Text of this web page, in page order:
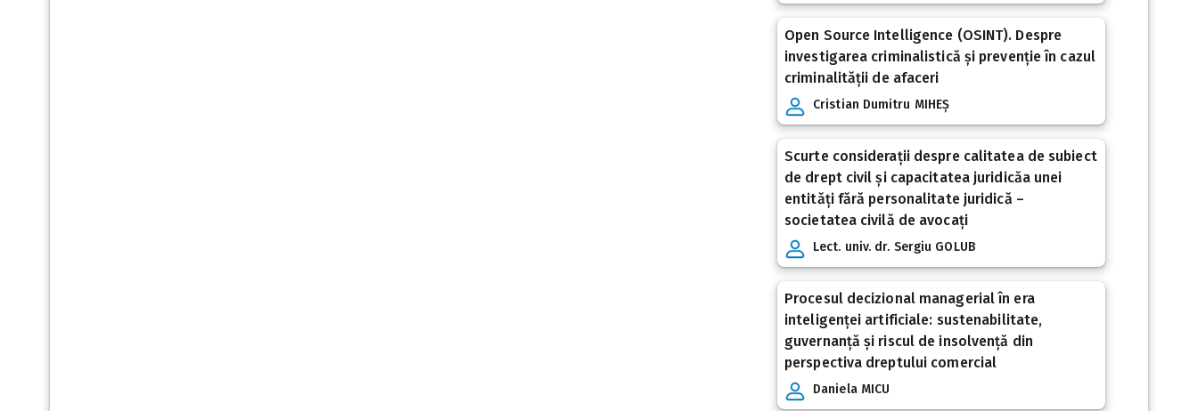
Open Source Intelligence (OSINT). Despre
investigarea criminalistică și prevenție în cazul
criminalității de afaceri
Cristian Dumitru MIHEȘ
Scurte considerații despre calitatea de subiect
de drept civil și capacitatea juridicăa unei
entități fără personalitate juridică –
societatea civilă de avocați
Lect. univ. dr. Sergiu GOLUB
Procesul decizional managerial în era
inteligenței artificiale: sustenabilitate,
guvernanță și riscul de insolvență din
perspectiva dreptului comercial
Daniela MICU